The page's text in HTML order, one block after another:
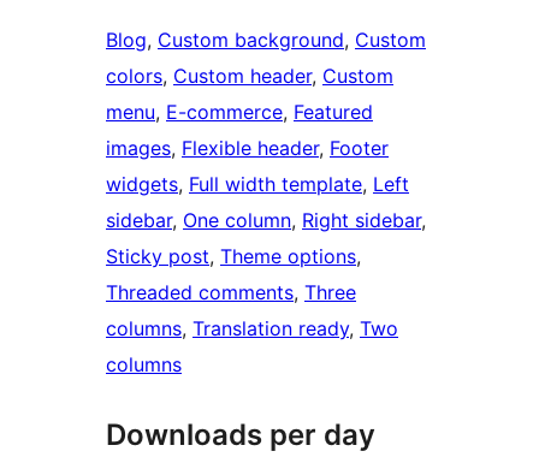
Blog, Custom background, Custom
colors, Custom header, Custom
menu, E-commerce, Featured
images, Flexible header, Footer
widgets, Full width template, Left
sidebar, One column, Right sidebar
Sticky post, Theme options
Threaded comments, Three
columns, Translation ready, Two
columns
Downloads per day